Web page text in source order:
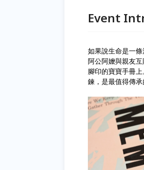
Event
如果說生命是一
阿公阿嬤與親友
腳印的寶寶手冊
鍊，是最值得傳承